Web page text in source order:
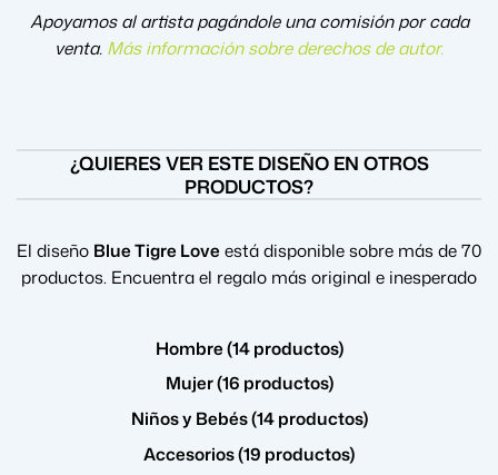
Apoyamos al artista pagándole una comisión por cada
venta. Más información sobre derechos de autor.
¿QUIERES VER ESTE DISEÑO EN OTROS
PRODUCTOS?
El diseño Blue Tigre Love está disponible sobre más de 70
productos. Encuentra el regalo más original e inesperado
Hombre (14 productos)
Mujer (16 productos)
Niños y Bebés (14 productos)
Accesorios (19 productos)